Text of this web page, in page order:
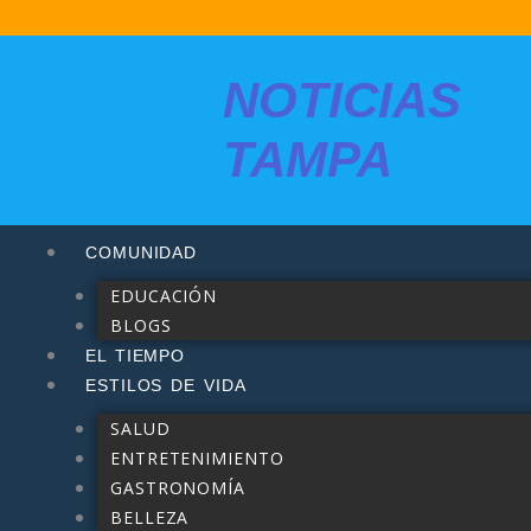
al
NOTICIAS
TAMPA
COMUNIDAD
EDUCACIÓN
BLOGS
EL TIEMPO
ESTILOS DE VIDA
SALUD
ENTRETENIMIENTO
GASTRONOMÍA
BELLEZA